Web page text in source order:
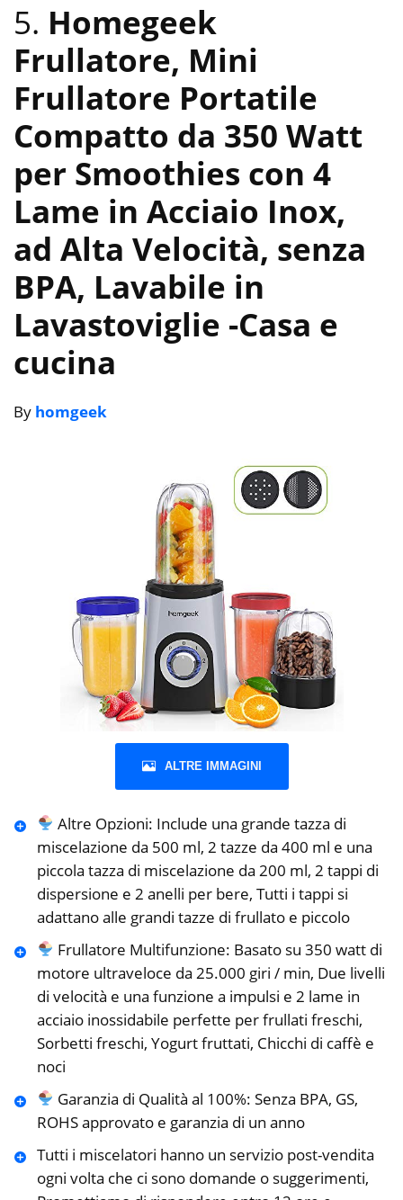
5. Homegeek
Frullatore, Mini
Frullatore Portatile
Compatto da 350 Watt
per Smoothies con 4
Lame in Acciaio Inox,
ad Alta Velocità, senza
BPA, Lavabile in
Lavastoviglie -Casa e
cucina
By homgeek
ALTRE IMMAGINI
Altre Opzioni: Include una grande tazza di
miscelazione da 500 ml, 2 tazze da 400 ml e una
piccola tazza di miscelazione da 200 ml, 2 tappi di
dispersione e 2 anelli per bere, Tutti i tappi si
adattano alle grandi tazze di frullato e piccolo
Frullatore Multifunzione: Basato su 350 watt di
motore ultraveloce da 25.000 giri / min, Due livelli
di velocità e una funzione a impulsi e 2 lame in
acciaio inossidabile perfette per frullati freschi,
Sorbetti freschi, Yogurt fruttati, Chicchi di caffè e
noci
Garanzia di Qualità al 100%: Senza BPA, GS,
ROHS approvato e garanzia di un anno
Tutti i miscelatori hanno un servizio post-vendita
ogni volta che ci sono domande o suggerimenti,